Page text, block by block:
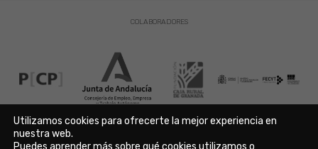
COLABORADORES
Utilizamos cookies para ofrecerte la mejor experiencia en
nuestra web.
Puedes aprender más sobre qué cookies utilizamos o